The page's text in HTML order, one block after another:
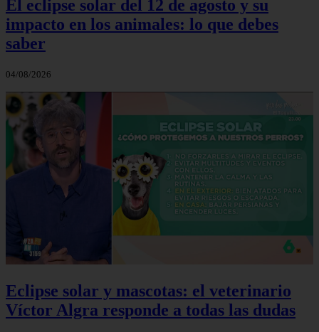
El eclipse solar del 12 de agosto y su
impacto en los animales: lo que debes
saber
04/08/2026
Eclipse solar y mascotas: el veterinario
Víctor Algra responde a todas las dudas